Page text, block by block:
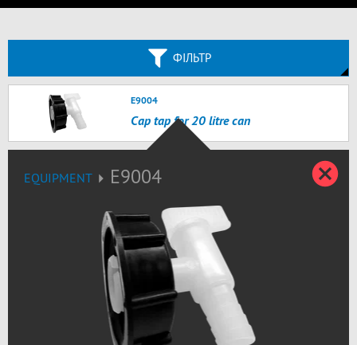
ФІЛЬТР
E9004
Cap tap for 20 litre can
EQUIPMENT E9004